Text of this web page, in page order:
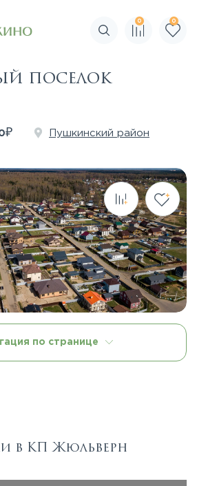
Поиск по сайту
0 0
поселок
₽ Пушкинский район
по странице
в КП Жюльверн